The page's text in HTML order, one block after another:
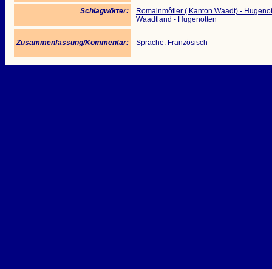
Schlagwörter:
Romainmôtier ( Kanton Waadt) -
Waadtland - Hugenotten
Zusammenfassung/Kommentar: Sprache: Französisch